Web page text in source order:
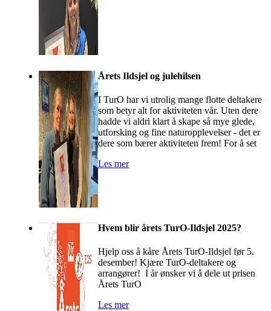
Årets Ildsjel og julehilsen
I TurO har vi utrolig mange flotte deltakere
som betyr alt for aktiviteten vår. Uten dere
hadde vi aldri klart å skape så mye glede,
utforsking og fine naturopplevelser - det er
dere som bærer aktiviteten frem! For å set
Les mer
Hvem blir årets TurO-Ildsjel 2025?
Hjelp oss å kåre Årets TurO-Ildsjel før 5.
desember! Kjære TurO-deltakere og
arrangører! I år ønsker vi å dele ut prisen
Årets TurO
Les mer